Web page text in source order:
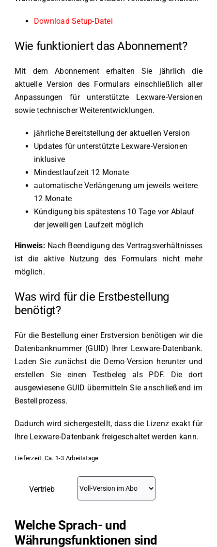
Download Setup-Datei
Wie funktioniert das Abonnement?
Mit dem Abonnement erhalten Sie jährlich die
aktuelle Version des Formulars einschließlich aller
Anpassungen für unterstützte Lexware-Versionen
sowie technischer Weiterentwicklungen.
jährliche Bereitstellung der aktuellen Version
Updates für unterstützte Lexware-Versionen
inklusive
Mindestlaufzeit 12 Monate
automatische Verlängerung um jeweils weitere
12 Monate
Kündigung bis spätestens 10 Tage vor Ablauf
der jeweiligen Laufzeit möglich
Hinweis: Nach Beendigung des Vertragsverhältnisses
ist die aktive Nutzung des Formulars nicht mehr
möglich.
Was wird für die Erstbestellung
benötigt?
Für die Bestellung einer Erstversion benötigen wir die
Datenbanknummer (GUID) Ihrer Lexware-Datenbank.
Laden Sie zunächst die Demo-Version herunter und
erstellen Sie einen Testbeleg als PDF. Die dort
ausgewiesene GUID übermitteln Sie anschließend im
Bestellprozess.
Dadurch wird sichergestellt, dass die Lizenz exakt für
Ihre Lexware-Datenbank freigeschaltet werden kann.
Lieferzeit: Ca. 1-3 Arbeitstage
Vertrieb
Welche Sprach- und
Währungsfunktionen sind